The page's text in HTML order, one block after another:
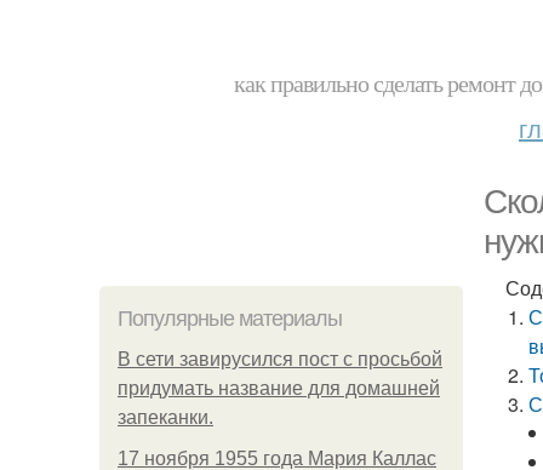
как правильно сделать ремонт
Популярные материалы
В сети завирусился пост с просьбой
придумать название для домашней
запеканки.
17 ноября 1955 года Мария Каллас